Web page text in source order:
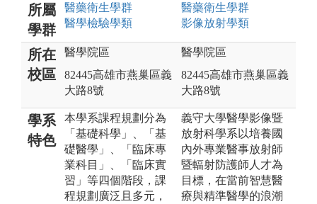
所屬
學群
醫藥衛生學群
醫學檢驗學類
醫藥衛生學群
影像放射學類
所在
校區
醫學院區
82445高雄市燕巢區義
大路8號
醫學院區
82445高雄市燕巢區義
大路8號
學系
特色
本學系課程規劃分為
「基礎科學」、「基
礎醫學」、「臨床專
業科目」、「臨床實
習」等四個階段，課
程規劃廣泛且多元，
義守大學醫學影像暨
放射科學系以培養國
內外專業醫事放射師
暨輻射防護師人才為
目標，在當前智慧醫
療與精準醫學的浪潮